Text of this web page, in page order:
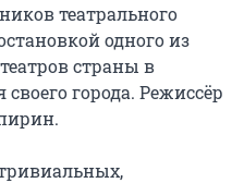
театрального
одного из
страны в
города. Режиссёр